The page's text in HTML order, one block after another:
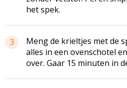
het spek.
3
Meng de krieltjes met de
alles in een ovenschotel
over. Gaar 15 minuten in